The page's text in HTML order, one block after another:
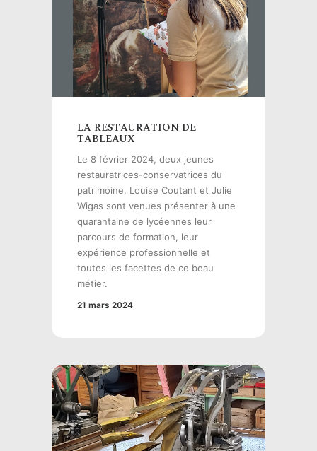
LA RESTAURATION DE
TABLEAUX
Le 8 février 2024, deux jeunes
restauratrices-conservatrices du
patrimoine, Louise Coutant et Julie
Wigas sont venues présenter à une
quarantaine de lycéennes leur
parcours de formation, leur
expérience professionnelle et
toutes les facettes de ce beau
métier.
21 mars 2024